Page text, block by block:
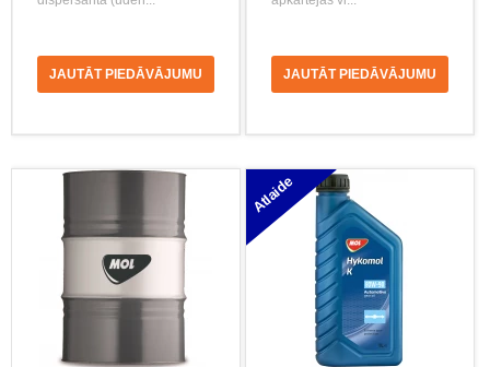
JAUTĀT PIEDĀVĀJUMU JAUTĀT PIEDĀVĀJUMU
Atlaide